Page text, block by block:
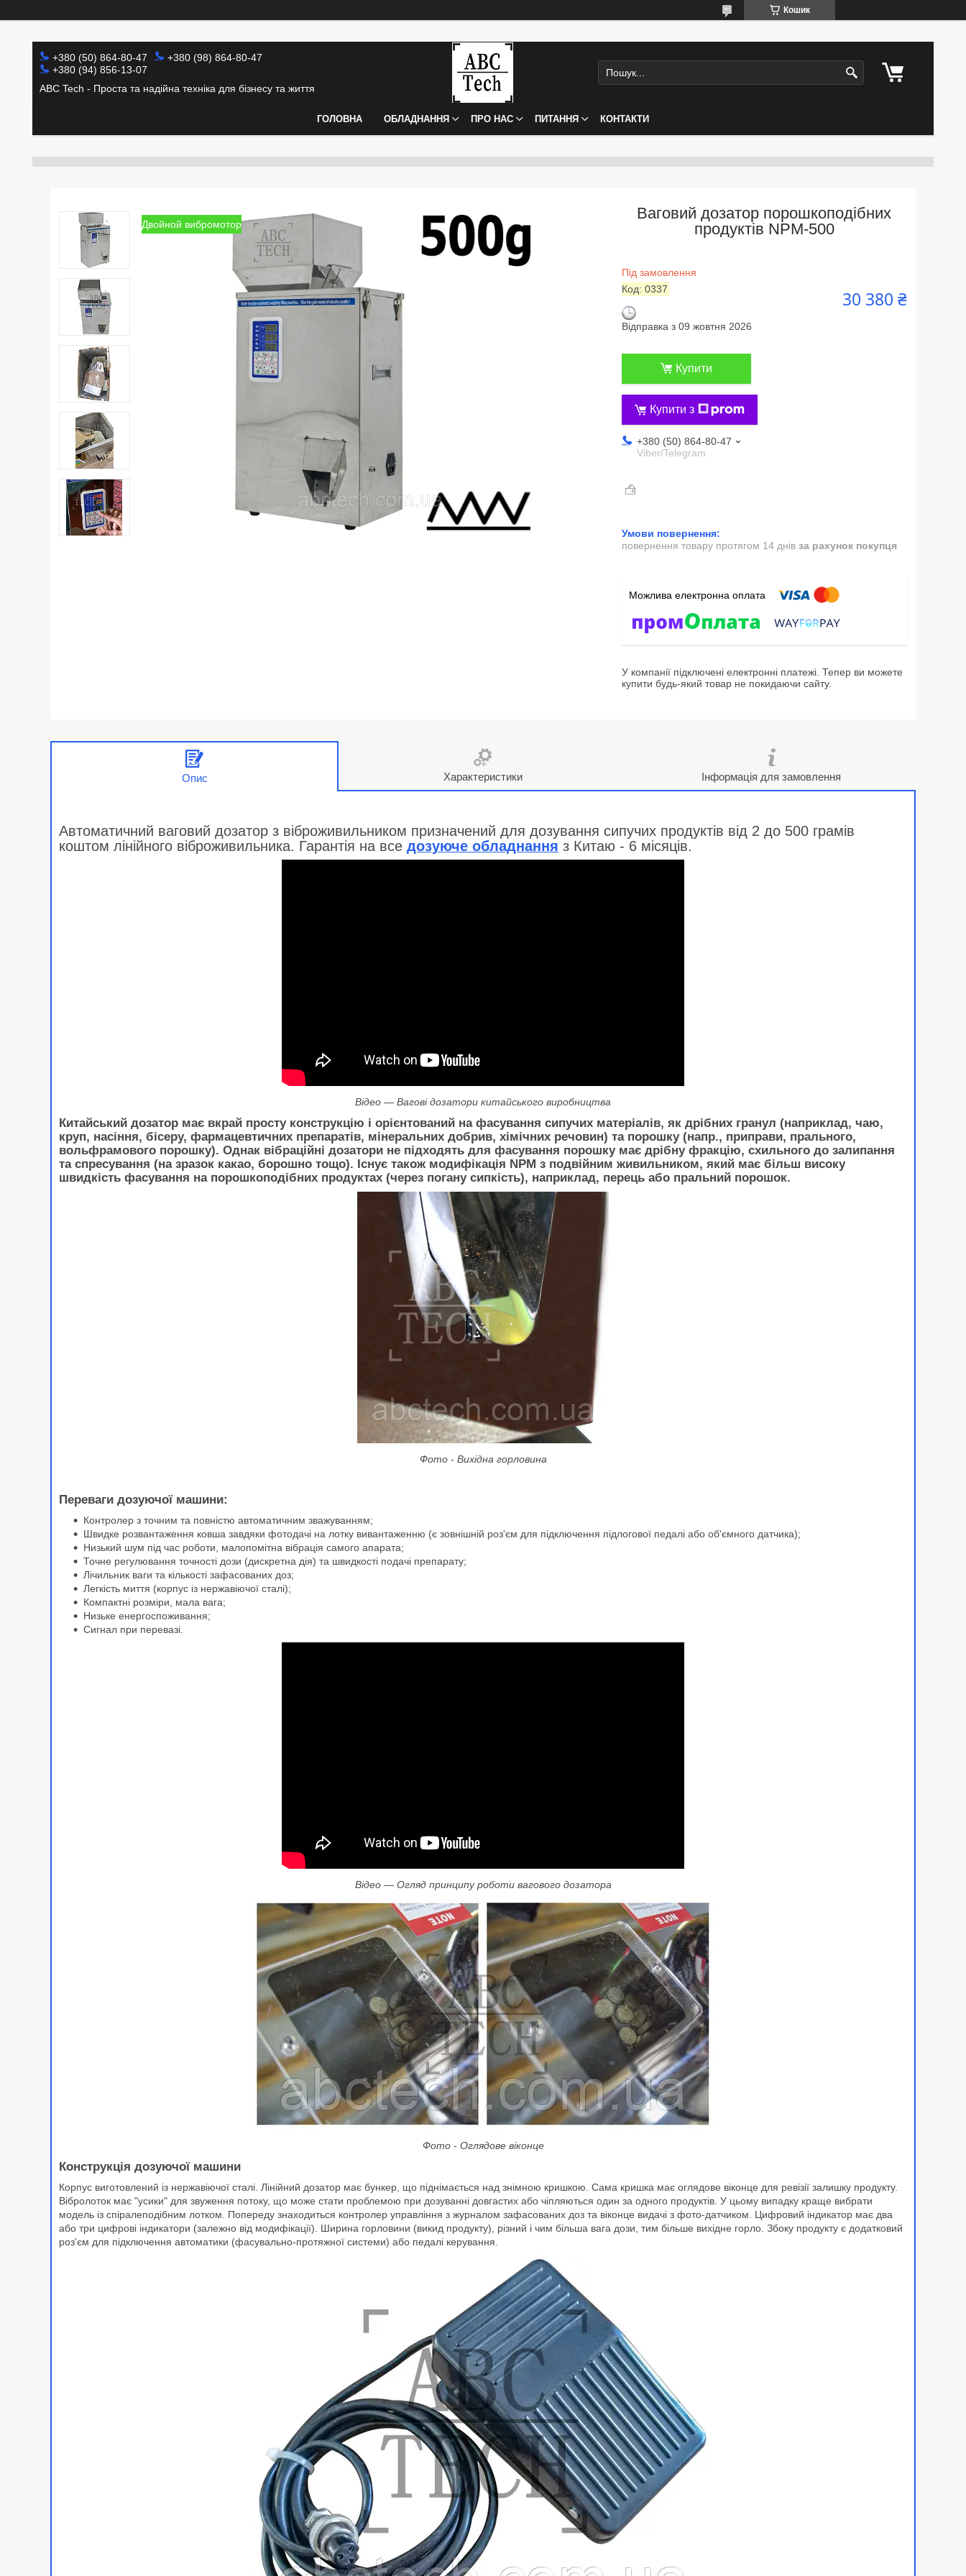
Кошик
+380 (50) 864-80-47
+380 (98) 864-80-47
+380 (94) 856-13-07
ABC Tech - Проста та надійна техніка для бізнесу та життя
ГОЛОВНА ОБЛАДНАННЯ ПРО НАС ПИТАННЯ КОНТАКТИ
Двойной вибромотор
Ваговий дозатор порошкоподібних
продуктів NPM-500
Під замовлення
Код: 0337
Відправка з 09 жовтня 2026
30 380 ₴
Купити
Купити з
+380 (50) 864-80-47
Viber/Telegram
повернення товару протягом 14 днів за рахунок покупця
У компанії підключені електронні платежі. Тепер ви можете
купити будь-який товар не покидаючи сайту.
Опис Характеристики Інформація для замовлення
Автоматичний ваговий дозатор з віброживильником призначений для дозування сипучих продуктів від 2 до 500 грамів
коштом лінійного віброживильника. Гарантія на все дозуюче обладнання з Китаю - 6 місяців.
Відео — Вагові дозатори китайського виробництва
Китайський дозатор має вкрай просту конструкцію і орієнтований на фасування сипучих матеріалів, як дрібних гранул (наприклад, чаю,
круп, насіння, бісеру, фармацевтичних препаратів, мінеральних добрив, хімічних речовин) та порошку (напр., приправи, прального,
вольфрамового порошку). Однак вібраційні дозатори не підходять для фасування порошку має дрібну фракцію, схильного до залипання
та спресування (на зразок какао, борошно тощо). Існує також модифікація NPМ з подвійним живильником, який має більш високу
швидкість фасування на порошкоподібних продуктах (через погану сипкість), наприклад, перець або пральний порошок.
Фото - Вихідна горловина
Переваги дозуючої машини:
Контролер з точним та повністю автоматичним зважуванням;
Швидке розвантаження ковша завдяки фотодачі на лотку вивантаженню (є зовнішній роз'єм для підключення підлогової педалі або об'ємного датчика);
Низький шум під час роботи, малопомітна вібрація самого апарата;
Точне регулювання точності дози (дискретна дія) та швидкості подачі препарату;
Лічильник ваги та кількості зафасованих доз;
Легкість миття (корпус із нержавіючої сталі);
Компактні розміри, мала вага;
Низьке енергоспоживання;
Сигнал при перевазі.
Відео — Огляд принципу роботи вагового дозатора
Фото - Оглядове віконце
Конструкція дозуючої машини
Корпус виготовлений із нержавіючої сталі. Лінійний дозатор має бункер, що піднімається над знімною кришкою. Сама кришка має оглядове віконце для ревізії залишку продукту.
Вібролоток має "усики" для звуження потоку, що може стати проблемою при дозуванні довгастих або чіпляються один за одного продуктів. У цьому випадку краще вибрати
модель із спіралеподібним лотком. Попереду знаходиться контролер управління з журналом зафасованих доз та віконце видачі з фото-датчиком. Цифровий індикатор має два
або три цифрові індикатори (залежно від модифікації). Ширина горловини (викид продукту), різний і чим більша вага дози, тим більше вихідне горло. Збоку продукту є додатковий
роз'єм для підключення автоматики (фасувально-протяжної системи) або педалі керування.